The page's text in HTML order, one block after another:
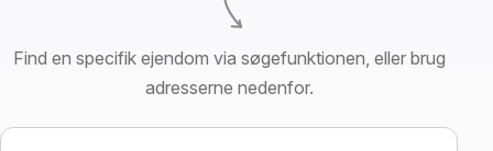
Find en specifik ejendom via søgefunktionen, eller brug
adresserne nedenfor.
Søg efter ejendom